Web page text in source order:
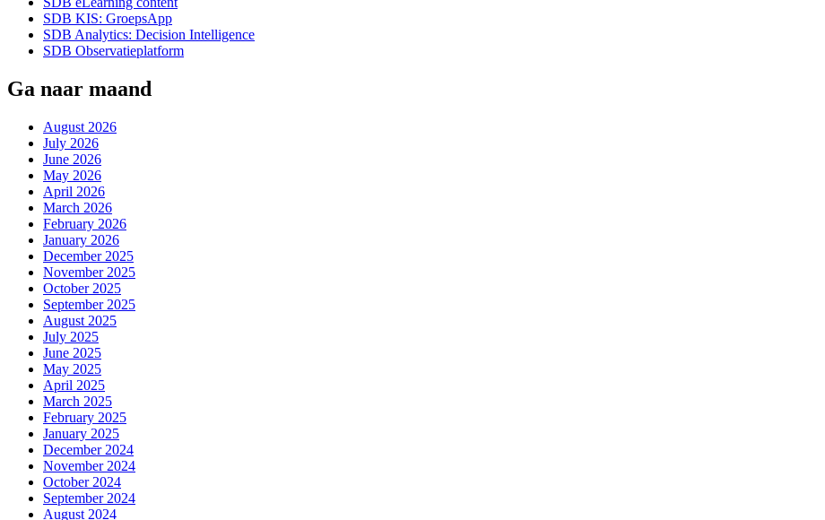
SDB KIS: GroepsApp
SDB Analytics: Decision Intelligence
SDB Observatieplatform
Ga naar maand
August 2026
July 2026
June 2026
May 2026
April 2026
March 2026
February 2026
January 2026
December 2025
November 2025
October 2025
September 2025
August 2025
July 2025
June 2025
May 2025
April 2025
March 2025
February 2025
January 2025
December 2024
November 2024
October 2024
September 2024
August 2024